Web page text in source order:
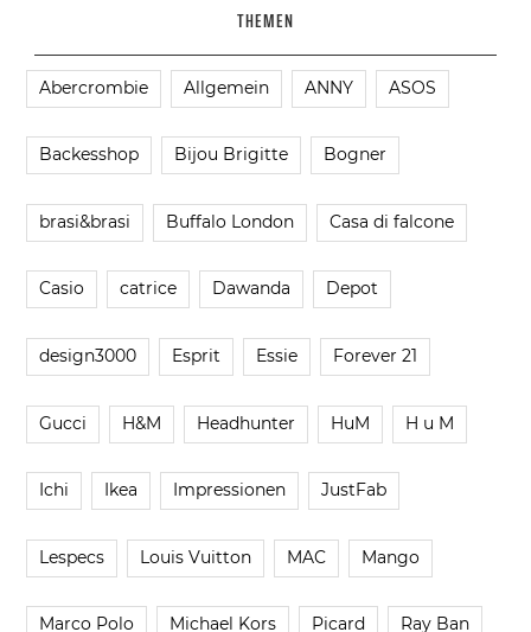
THEMEN
Abercrombie Allgemein ANNY ASOS
Backesshop Bijou Brigitte Bogner
brasi&brasi Buffalo London Casa di falcone
Casio catrice Dawanda Depot
design3000 Esprit Essie Forever 21
Gucci H&M Headhunter HuM H u M
Ichi Ikea Impressionen JustFab
Lespecs Louis Vuitton MAC Mango
Marco Polo Michael Kors Picard Ray Ban